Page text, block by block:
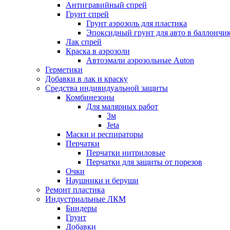
Антигравийный спрей
Грунт спрей
Грунт аэрозоль для пластика
Эпоксидный грунт для авто в
Лак спрей
Краска в аэрозоли
Автоэмали аэрозольные Auton
Герметики
Добавки в лак и краску
Средства индивидуальной защиты
Комбинезоны
Для малярных работ
3м
Jeta
Маски и респираторы
Перчатки
Перчатки нитриловые
Перчатки для защиты от порезов
Очки
Наушники и беруши
Ремонт пластика
Индустриальные ЛКМ
Биндеры
Грунт
Добавки